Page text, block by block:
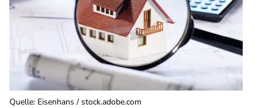
Quelle: Eisenhans / stock.adobe.com